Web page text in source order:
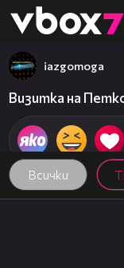
👾
Всички
iazgomoga
Визитка на
48:37